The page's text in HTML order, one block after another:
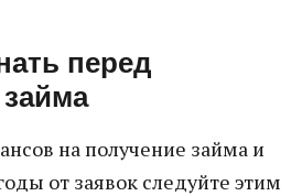
перед
на получение займа и
от заявок следуйте этим